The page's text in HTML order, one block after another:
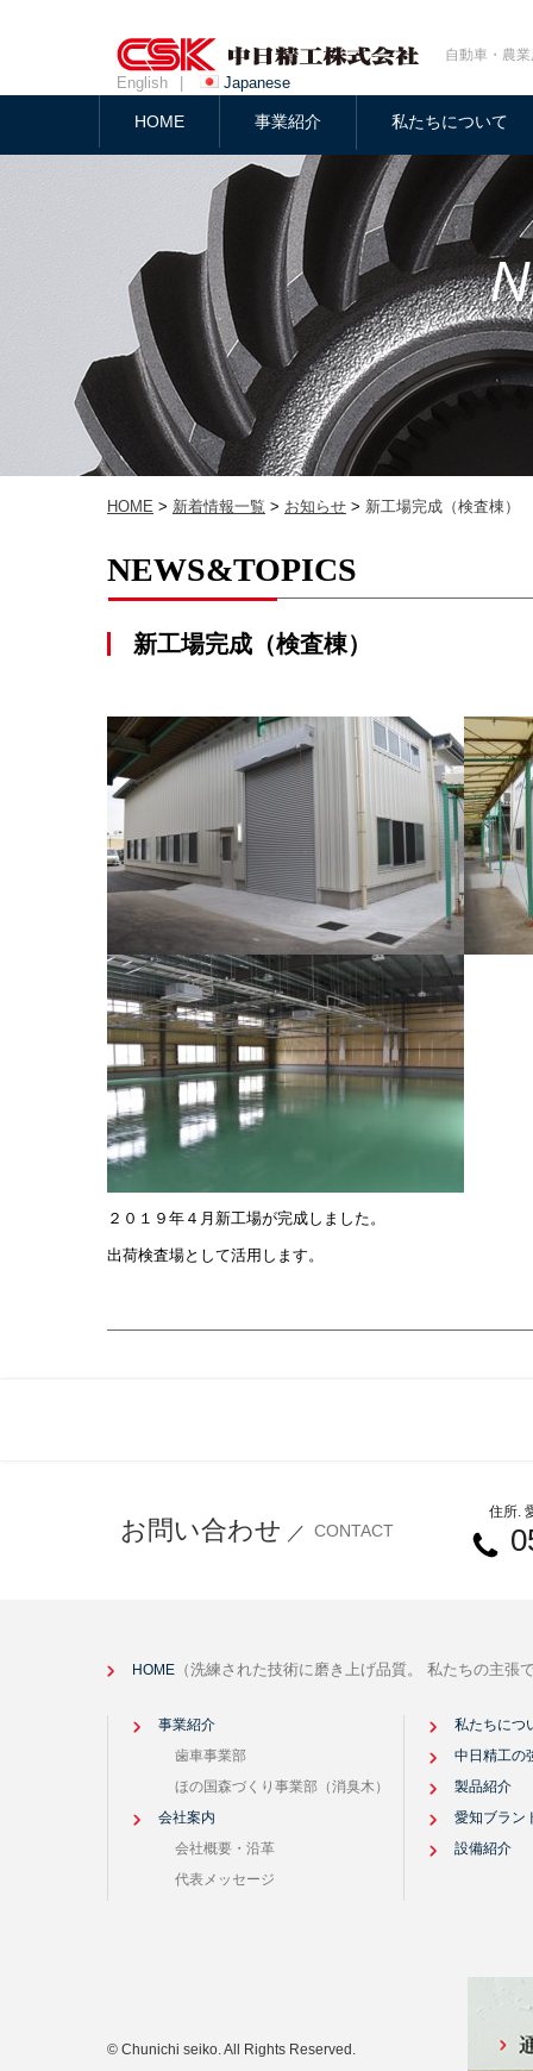
自動車・農
English Japanese
HOME 事業紹介 私たちについて
HOME > 新着情報一覧 > お知らせ > 新工場完成（検査棟）
NEWS&TOPICS
新工場完成（検査棟）
２０１９年４月新工場が完成しました。
出荷検査場として活用します。
お問い合わせ ／ CONTACT
住所.
HOME （洗練された技術に磨き上げ品質。 私たちの主張
事業紹介
歯車事業部
ほの国森づくり事業部（消臭木）
会社案内
会社概要・沿革
代表メッセージ
私たちにつ
中日精工の
製品紹介
愛知ブラン
設備紹介
© Chunichi seiko. All Rights Reserved.